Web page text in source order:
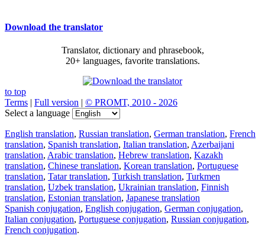
Download the translator
Translator, dictionary and phrasebook,
20+ languages, favorite translations.
to top
Terms | Full version | © PROMT, 2010 - 2026
Select a language
English translation, Russian translation, German translation, French
translation, Spanish translation, Italian translation, Azerbaijani
translation, Arabic translation, Hebrew translation, Kazakh
translation, Chinese translation, Korean translation, Portuguese
translation, Tatar translation, Turkish translation, Turkmen
translation, Uzbek translation, Ukrainian translation, Finnish
translation, Estonian translation, Japanese translation
Spanish conjugation, English conjugation, German conjugation,
Italian conjugation, Portuguese conjugation, Russian conjugation,
French conjugation.